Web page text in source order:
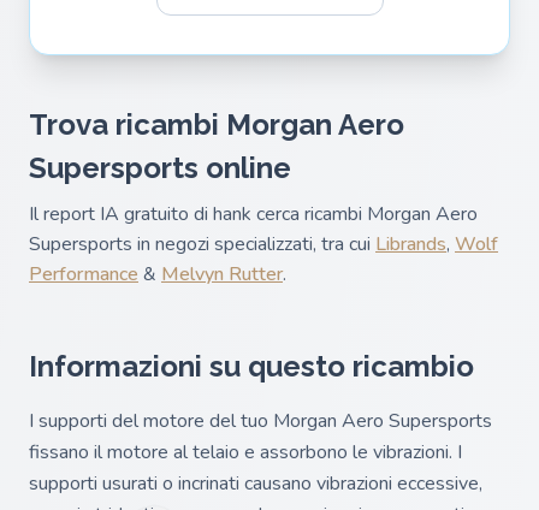
Trova ricambi Morgan Aero
Supersports online
Il report IA gratuito di hank cerca ricambi Morgan Aero
Supersports in negozi specializzati, tra cui Librands, Wolf
Performance & Melvyn Rutter.
Informazioni su questo ricambio
I supporti del motore del tuo Morgan Aero Supersports
fissano il motore al telaio e assorbono le vibrazioni. I
supporti usurati o incrinati causano vibrazioni eccessive,